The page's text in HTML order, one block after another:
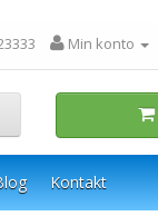
Min konto
Kontakt